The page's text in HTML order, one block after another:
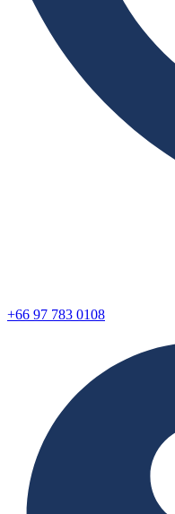
+66 97 783 0108